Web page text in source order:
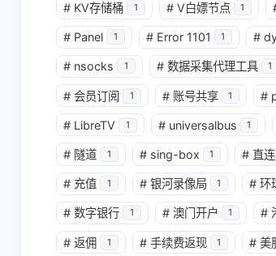
互动
最新评论
无法获取评论，请确
# KV存储桶 1 # V白嫖节点 1
# Panel 1 # Error 1101 1 #
# nsocks 1 # 数据采集代理工具 1
# 会员订阅 1 # 账号共享 1 #
# LibreTV 1 # universalbus 1
# 隧道 1 # sing-box 1 # 直
# 充值 1 # 银河录像局 1 # 环
# 数字银行 1 # 澳门开户 1 #
# 返佣 1 # 手续费返现 1 # 美